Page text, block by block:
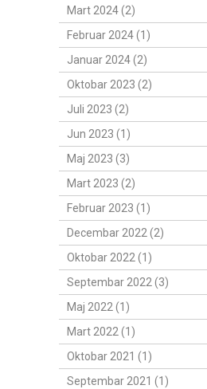
Mart 2024 (2)
Februar 2024 (1)
Januar 2024 (2)
Oktobar 2023 (2)
Juli 2023 (2)
Jun 2023 (1)
Maj 2023 (3)
Mart 2023 (2)
Februar 2023 (1)
Decembar 2022 (2)
Oktobar 2022 (1)
Septembar 2022 (3)
Maj 2022 (1)
Mart 2022 (1)
Oktobar 2021 (1)
Septembar 2021 (1)